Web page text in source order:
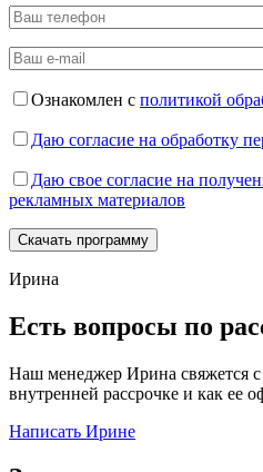
Ознакомлен с политикой
Даю согласие на обработку
Даю свое согласие на
рекламных материалов
Ирина
Есть вопросы по
Наш менеджер Ирина свяжется с
внутренней рассрочке и как ее
Написать Ирине